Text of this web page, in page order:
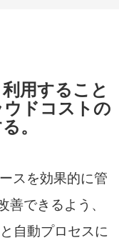
用すること
ドコストの
。
スを効果的に管
善できるよう、
自動プロセスに